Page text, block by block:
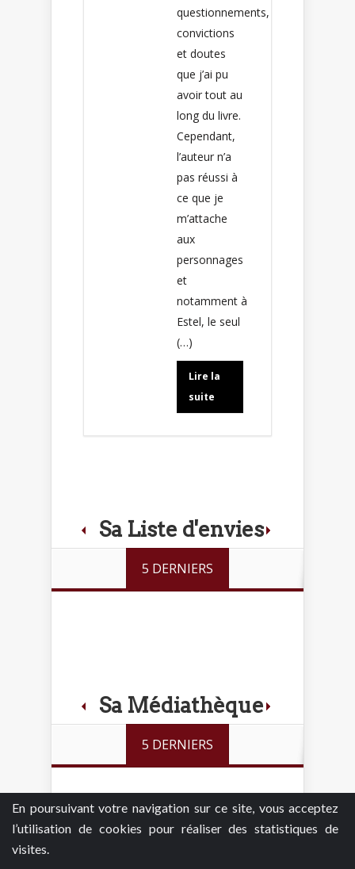
En poursuivant votre navigation sur ce site, vous acceptez
l’utilisation de cookies pour réaliser des statistiques de
visites.
questionnements,
convictions
et doutes
que j’ai pu
avoir tout au
long du livre.
Cependant,
l’auteur n’a
pas réussi à
ce que je
m’attache
aux
personnages
et
notamment à
Estel, le seul
(…)
Lire la
suite
Sa Liste d'envies
5 DERNIERS
Sa Médiathèque
5 DERNIERS